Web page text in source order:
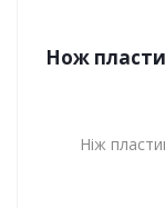
Нож
Ніж